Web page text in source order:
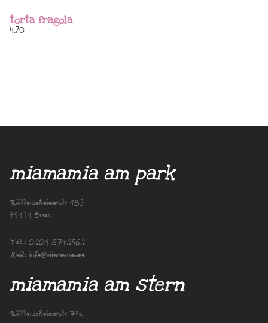
torta fragola
4,70
miamamia am park
Rüttenscheiderstr 183
45131 Essen
Tel.: 0201 8742562
Mail: info@miamamia.de
miamamia am stern
Rüttenscheiderstr 74a